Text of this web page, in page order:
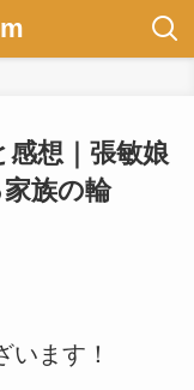
感想｜張敏娘
族の輪
います！